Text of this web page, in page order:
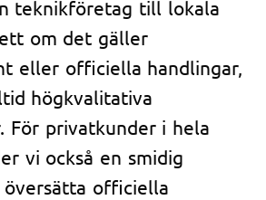
teknikföretag till lokala
om det gäller
eller officiella handlingar,
högkvalitativa
För privatkunder i hela
vi också en smidig
översätta officiella